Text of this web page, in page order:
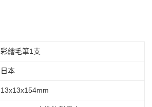
彩繪毛筆1支
日本
13x13x154mm